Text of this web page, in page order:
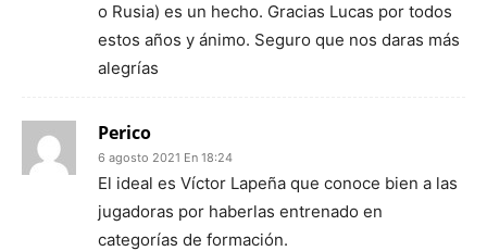
o Rusia) es un hecho. Gracias Lucas por todos
estos años y ánimo. Seguro que nos daras más
alegrías
Perico
6 agosto 2021 En 18:24
El ideal es Víctor Lapeña que conoce bien a las
jugadoras por haberlas entrenado en
categorías de formación.